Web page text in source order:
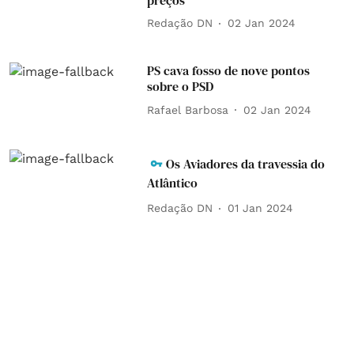
Redação DN 02 Jan 2024
PS cava fosso de nove pontos
sobre o PSD
Rafael Barbosa 02 Jan 2024
Os Aviadores da travessia do
Atlântico
Redação DN 01 Jan 2024